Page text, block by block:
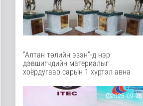
15 цаг 49 минутын өмнө
НИТХ-ын төлөөлөгчид
COP17 бага хурлын
бэлтгэл аж..
15 цаг 54 минутын өмнө
”Хаадын бичээс" уран
үзэсгэлэн..
Энтертайнмент
“Алтан төлийн эзэн”-д нэр
дэвшигчдийн материалыг
хоёрдугаар сарын 1 хүртэл авна
2025-09-26